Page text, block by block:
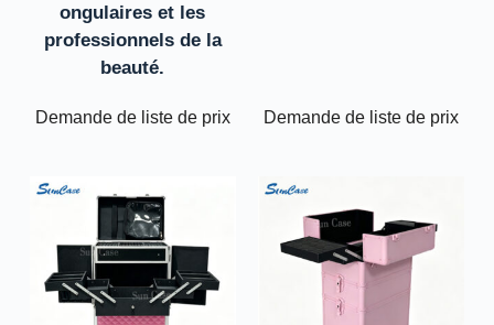
ongulaires et les
professionnels de la
beauté.
Demande de liste de prix Demande de liste de prix